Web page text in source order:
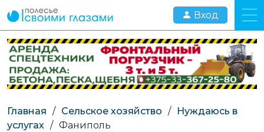
Вход
Главная / Сельское хозяйство /
Нуждаюсь в
услугах / Фаниполь